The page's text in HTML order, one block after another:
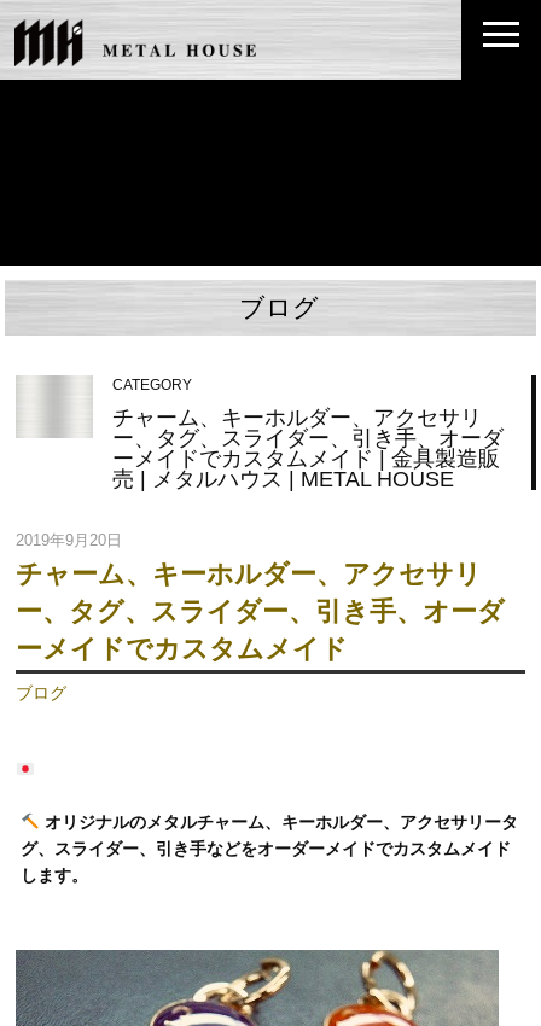
ブログ
CATEGORY
チャーム、キーホルダー、アクセサリ
ー、タグ、スライダー、引き手、オーダ
ーメイドでカスタムメイド | 金具製造販
売 | メタルハウス | METAL HOUSE
2019年9月20日
チャーム、キーホルダー、アクセサリ
ー、タグ、スライダー、引き手、オーダ
ーメイドでカスタムメイド
ブログ
オリジナルのメタルチャーム、キーホルダー、アクセサリータ
グ、スライダー、引き手などをオーダーメイドでカスタムメイド
します。